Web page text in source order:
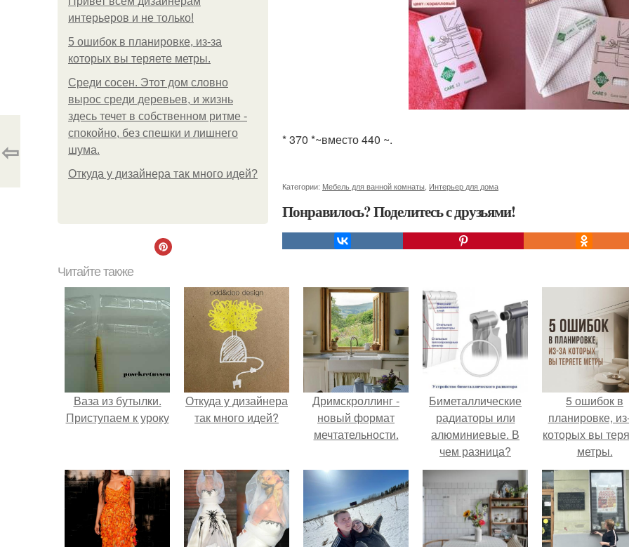
интерьеров и не только!
5 ошибок в планировке, из-за
которых вы теряете метры.
Среди сосен. Этот дом словно
вырос среди деревьев, и жизнь
здесь течет в собственном ритме -
спокойно, без спешки и лишнего
шума.
Откуда у дизайнера так много идей?
* 370 *~вместо 440 ~.
Категории: Мебель для ванной комнаты Интерьер для дома
Понравилось? Поделитесь с друзьями!
⇦
Читайте также
Ваза из бутылки.
Приступаем к уроку
Откуда у дизайнера
так много идей?
Дримскроллинг -
новый формат
мечтательности.
Биметаллические
радиаторы или
алюминиевые. В
чем разница?
5 ошибок в
планировке,
которых вы
метры.